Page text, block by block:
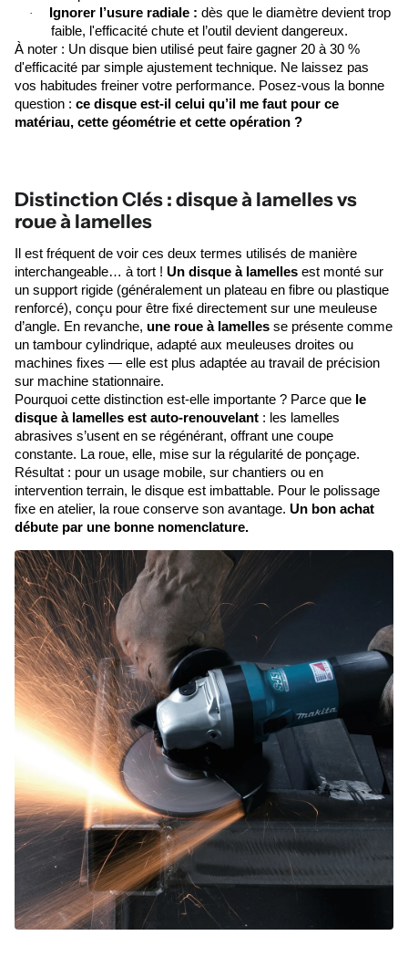
· Ignorer l’usure radiale : dès que le diamètre devient trop
faible, l'efficacité chute et l’outil devient dangereux.
À noter : Un disque bien utilisé peut faire gagner 20 à 30 %
d'efficacité par simple ajustement technique. Ne laissez pas
vos habitudes freiner votre performance. Posez-vous la bonne
question : ce disque est-il celui qu’il me faut pour ce
matériau, cette géométrie et cette opération ?
Distinction Clés : disque à lamelles vs
roue à lamelles
Il est fréquent de voir ces deux termes utilisés de manière
interchangeable… à tort ! Un disque à lamelles est monté sur
un support rigide (généralement un plateau en fibre ou plastique
renforcé), conçu pour être fixé directement sur une meuleuse
d’angle. En revanche, une roue à lamelles se présente comme
un tambour cylindrique, adapté aux meuleuses droites ou
machines fixes — elle est plus adaptée au travail de précision
sur machine stationnaire.
Pourquoi cette distinction est-elle importante ? Parce que le
disque à lamelles est auto-renouvelant : les lamelles
abrasives s’usent en se régénérant, offrant une coupe
constante. La roue, elle, mise sur la régularité de ponçage.
Résultat : pour un usage mobile, sur chantiers ou en
intervention terrain, le disque est imbattable. Pour le polissage
fixe en atelier, la roue conserve son avantage. Un bon achat
débute par une bonne nomenclature.